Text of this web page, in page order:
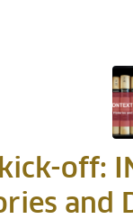
off:
and